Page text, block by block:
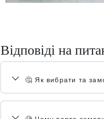
Відповіді на
🤔 Як вибрати та